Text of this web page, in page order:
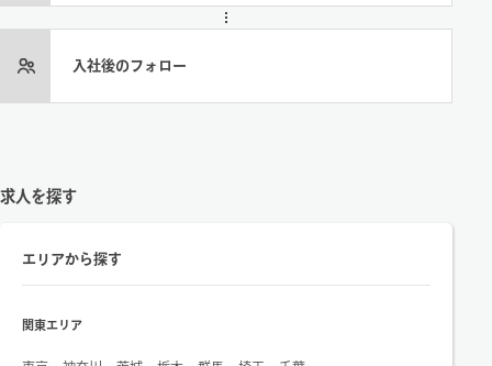
入社後のフォロー
求人を探す
エリアから探す
関東エリア